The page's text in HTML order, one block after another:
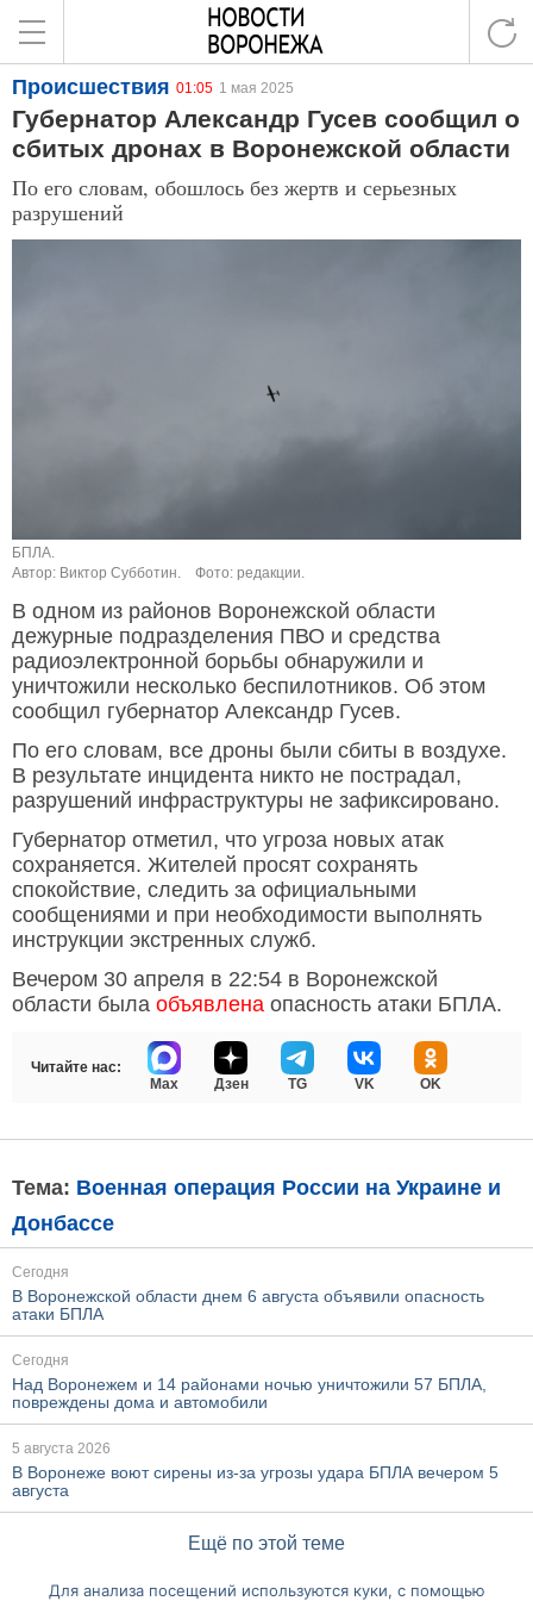
Происшествия 01:05 1 мая 2025
Губернатор Александр Гусев сообщил о
сбитых дронах в Воронежской области
По его словам, обошлось без жертв и серьезных
разрушений
БПЛА.
Автор: Виктор Субботин.
Фото: редакции.
В одном из районов Воронежской области
дежурные подразделения ПВО и средства
радиоэлектронной борьбы обнаружили и
уничтожили несколько беспилотников. Об этом
сообщил губернатор Александр Гусев.
По его словам, все дроны были сбиты в воздухе.
В результате инцидента никто не пострадал,
разрушений инфраструктуры не зафиксировано.
Губернатор отметил, что угроза новых атак
сохраняется. Жителей просят сохранять
спокойствие, следить за официальными
сообщениями и при необходимости выполнять
инструкции экстренных служб.
Вечером 30 апреля в 22:54 в Воронежской
области была объявлена опасность атаки БПЛА.
Читайте нас:
Max
Дзен TG VK OK
Тема: Военная операция России на Украине и
Донбассе
Сегодня
В Воронежской области днем 6 августа объявили опасность
атаки БПЛА
Сегодня
Над Воронежем и 14 районами ночью уничтожили 57 БПЛА,
повреждены дома и автомобили
5 августа 2026
В Воронеже воют сирены из-за угрозы удара БПЛА вечером 5
августа
Ещё по этой теме
Для анализа посещений используются куки, с помощью